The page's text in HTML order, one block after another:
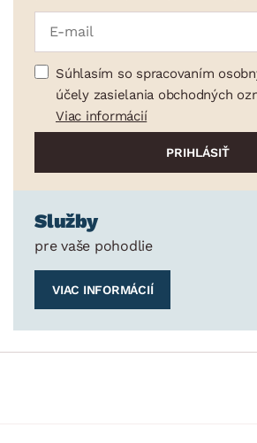
Súhlasím so spracovaním
účely zasielania obchodných
Viac informácií
Služby
pre vaše pohodlie
VIAC INFORMÁCIÍ